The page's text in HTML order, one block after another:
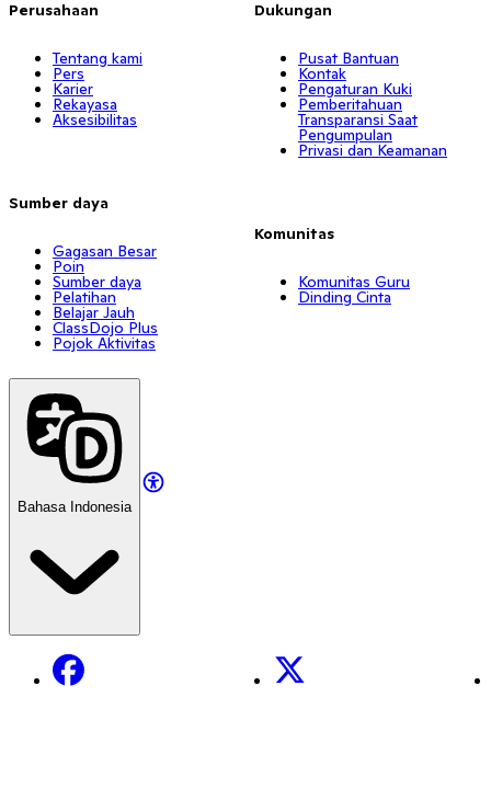
Perusahaan
Tentang kami
Pers
Karier
Rekayasa
Aksesibilitas
Sumber daya
Gagasan Besar
Poin
Sumber daya
Pelatihan
Belajar Jauh
ClassDojo Plus
Pojok Aktivitas
Dukungan
Pusat Bantuan
Kontak
Pengaturan Kuki
Pemberitahuan
Transparansi Saat
Pengumpulan
Privasi dan Keamanan
Komunitas
Komunitas Guru
Dinding Cinta
Bahasa Indonesia
Facebook X